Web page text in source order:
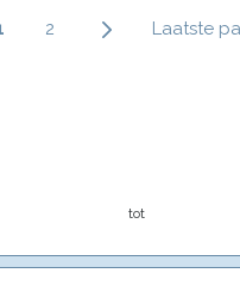
Page
2
Laatste
Laatste
tot